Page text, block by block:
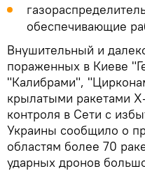
обеспечивающие
Внушительный и
пораженных в Киеве
"Калибрами",
крылатыми ракетами
контроля в Сети с
Украины сообщило о
областям более 70
ударных дронов